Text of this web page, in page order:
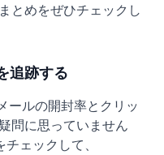
とめをぜひチェックし
追跡する
ールの開封率とクリッ
問に思っていません
チェックして、